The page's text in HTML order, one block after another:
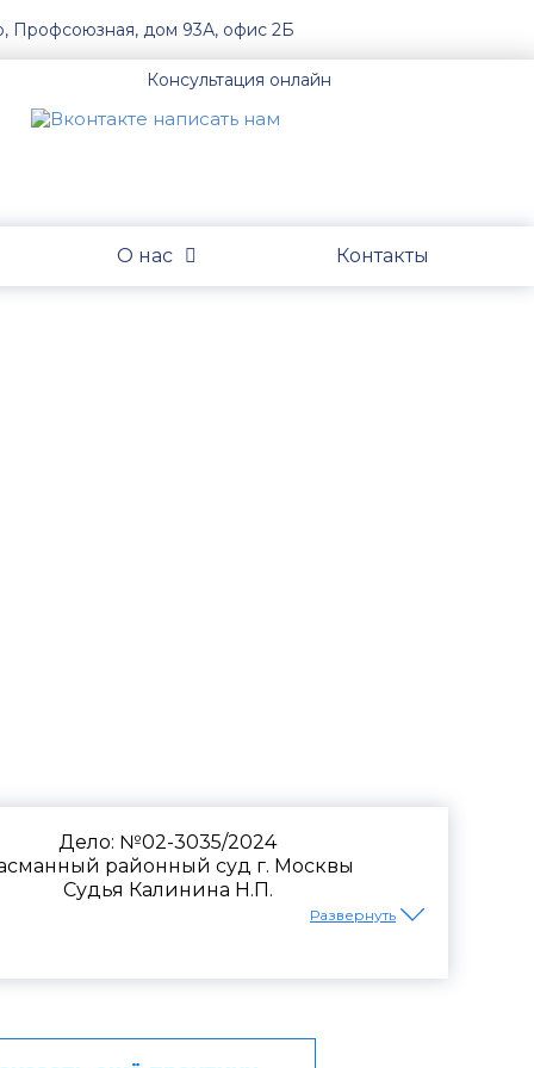
Профсоюзная, дом 93А, офис 2Б
Консультация онлайн
О нас Контакты
Дело: №02-3035/2024
районный суд г. Москвы
Судья Калинина Н.П.
увольнения, признав действия
автономного учреждения
Развернуть